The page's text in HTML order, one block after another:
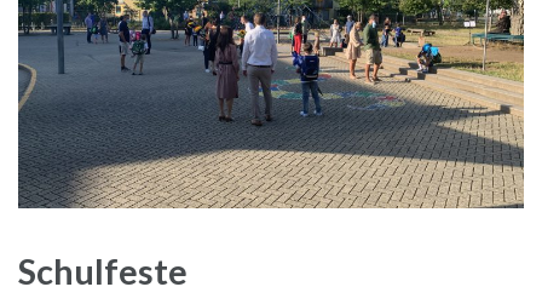
Schulfeste